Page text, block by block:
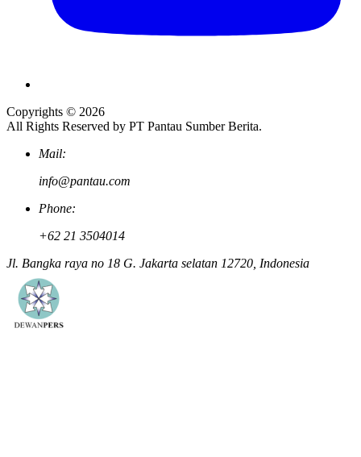
Copyrights © 2026
All Rights Reserved by PT Pantau Sumber Berita.
Mail:
info@pantau.com
Phone:
+62 21 3504014
Jl. Bangka raya no 18 G. Jakarta selatan 12720, Indonesia